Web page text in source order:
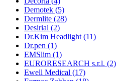
Demotek (5)
Dermlite (28)
Desirial (2)
Dr.Kim Headlight (11)
Dr.pen (1)
EMSlim (1)
EURORESEARCH s.r.l. (2)
Ewell Medical (17)